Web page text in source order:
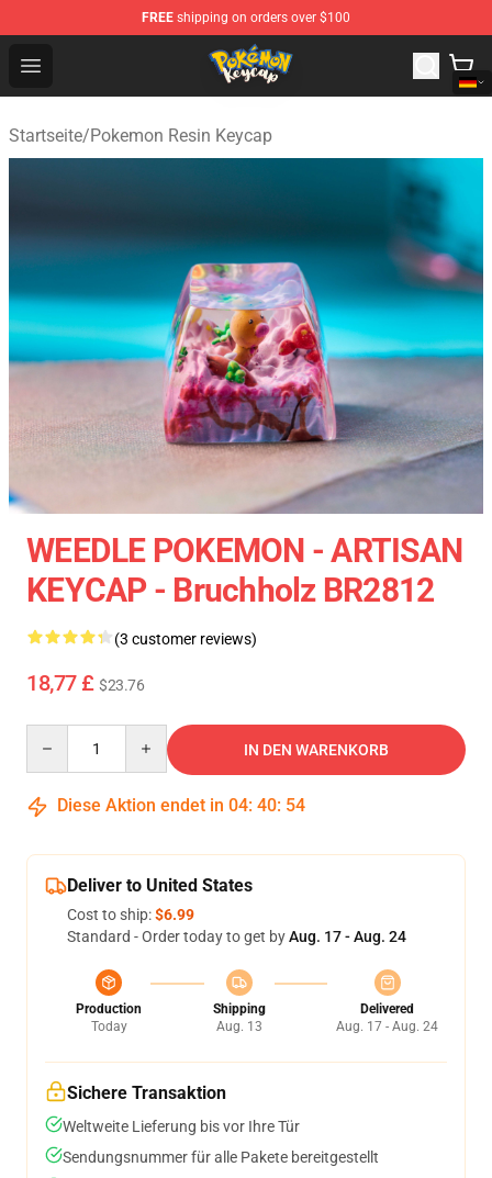
FREE shipping on orders over $100
Open menu
Pokemon Keycap Shop - The Best Store of Pokemon
Startseite/Pokemon Resin Keycap
WEEDLE POKEMON - ARTISAN
KEYCAP - Bruchholz BR2812
(3 customer reviews)
18,77 £ $23.76
IN DEN WARENKORB
Diese Aktion endet in 04: 40: 54
Deliver to United States
Cost to ship:$6.99
Standard - Order today to get byAug. 17 - Aug. 24
Production
Today
Shipping
Aug. 13
Delivered
Aug. 17 - Aug. 24
Sichere Transaktion
Weltweite Lieferung bis vor Ihre Tür
Sendungsnummer für alle Pakete bereitgestellt